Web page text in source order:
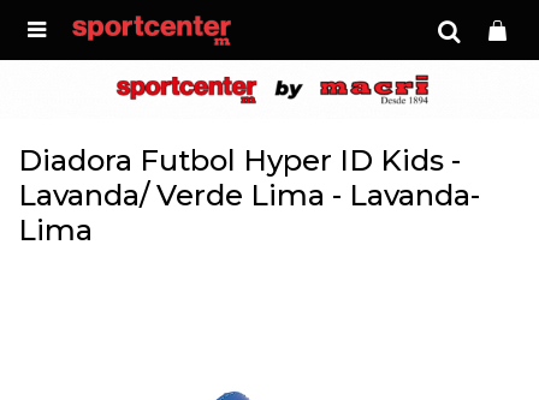

Diadora Futbol Hyper ID Kids -
Lavanda/ Verde Lima - Lavanda-
Lima